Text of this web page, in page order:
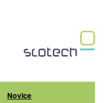
Novice